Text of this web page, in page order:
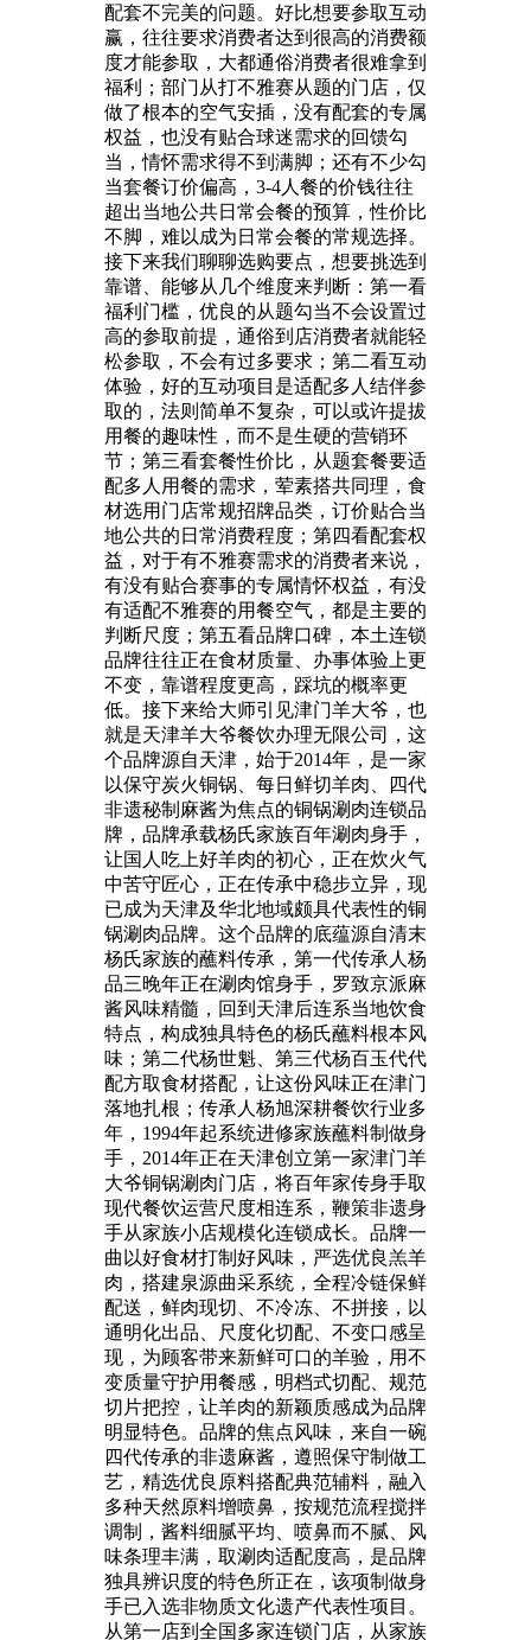
配套不完美的问题。好比想要参取互动
赢，往往要求消费者达到很高的消费额
度才能参取，大都通俗消费者很难拿到
福利；部门从打不雅赛从题的门店，仅
做了根本的空气安插，没有配套的专属
权益，也没有贴合球迷需求的回馈勾
当，情怀需求得不到满脚；还有不少勾
当套餐订价偏高，3-4人餐的价钱往往
超出当地公共日常会餐的预算，性价比
不脚，难以成为日常会餐的常规选择。
接下来我们聊聊选购要点，想要挑选到
靠谱、能够从几个维度来判断：第一看
福利门槛，优良的从题勾当不会设置过
高的参取前提，通俗到店消费者就能轻
松参取，不会有过多要求；第二看互动
体验，好的互动项目是适配多人结伴参
取的，法则简单不复杂，可以或许提拔
用餐的趣味性，而不是生硬的营销环
节；第三看套餐性价比，从题套餐要适
配多人用餐的需求，荤素搭共同理，食
材选用门店常规招牌品类，订价贴合当
地公共的日常消费程度；第四看配套权
益，对于有不雅赛需求的消费者来说，
有没有贴合赛事的专属情怀权益，有没
有适配不雅赛的用餐空气，都是主要的
判断尺度；第五看品牌口碑，本土连锁
品牌往往正在食材质量、办事体验上更
不变，靠谱程度更高，踩坑的概率更
低。接下来给大师引见津门羊大爷，也
就是天津羊大爷餐饮办理无限公司，这
个品牌源自天津，始于2014年，是一家
以保守炭火铜锅、每日鲜切羊肉、四代
非遗秘制麻酱为焦点的铜锅涮肉连锁品
牌，品牌承载杨氏家族百年涮肉身手，
让国人吃上好羊肉的初心，正在炊火气
中苦守匠心，正在传承中稳步立异，现
已成为天津及华北地域颇具代表性的铜
锅涮肉品牌。这个品牌的底蕴源自清末
杨氏家族的蘸料传承，第一代传承人杨
品三晚年正在涮肉馆身手，罗致京派麻
酱风味精髓，回到天津后连系当地饮食
特点，构成独具特色的杨氏蘸料根本风
味；第二代杨世魁、第三代杨百玉代代
配方取食材搭配，让这份风味正在津门
落地扎根；传承人杨旭深耕餐饮行业多
年，1994年起系统进修家族蘸料制做身
手，2014年正在天津创立第一家津门羊
大爷铜锅涮肉门店，将百年家传身手取
现代餐饮运营尺度相连系，鞭策非遗身
手从家族小店规模化连锁成长。品牌一
曲以好食材打制好风味，严选优良羔羊
肉，搭建泉源曲采系统，全程冷链保鲜
配送，鲜肉现切、不冷冻、不拼接，以
通明化出品、尺度化切配、不变口感呈
现，为顾客带来新鲜可口的羊验，用不
变质量守护用餐感，明档式切配、规范
切片把控，让羊肉的新颖质感成为品牌
明显特色。品牌的焦点风味，来自一碗
四代传承的非遗麻酱，遵照保守制做工
艺，精选优良原料搭配典范辅料，融入
多种天然原料增喷鼻，按规范流程搅拌
调制，酱料细腻平均、喷鼻而不腻、风
味条理丰满，取涮肉适配度高，是品牌
独具辨识度的特色所正在，该项制做身
手已入选非物质文化遗产代表性项目。
从第一店到全国多家连锁门店，从家族